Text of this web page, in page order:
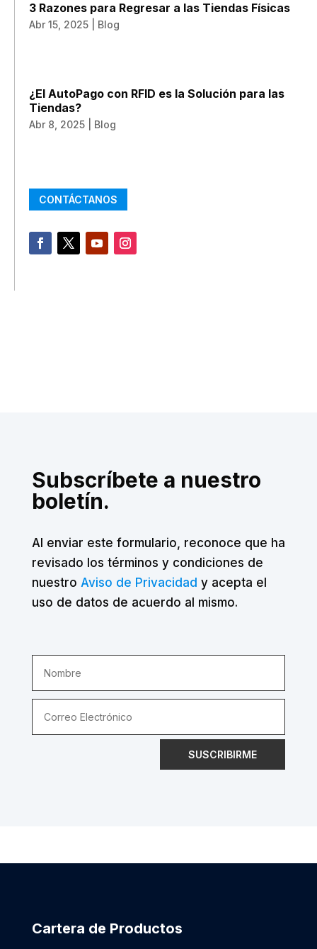
3 Razones para Regresar a las Tiendas Físicas
Abr 15, 2025 Blog
¿El AutoPago con RFID es la Solución para las
Tiendas?
Abr 8, 2025 Blog
CONTÁCTANOS
Subscríbete a nuestro
boletín.
Al enviar este formulario, reconoce que ha
revisado los términos y condiciones de
nuestro Aviso de Privacidad y acepta el
uso de datos de acuerdo al mismo.
SUSCRIBIRME
Cartera de Productos